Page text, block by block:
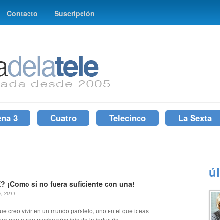
Contacto Suscripción
3 Cuatro Telecinco La Sexta
¡Como si no fuera suficiente con una!
2011
creo vivir en un mundo paralelo, uno en el que ideas